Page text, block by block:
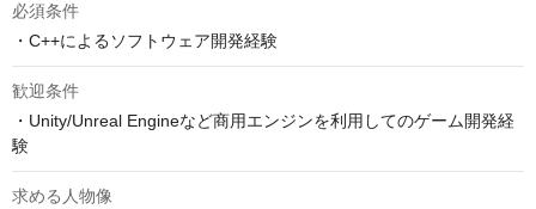
必須条件
・C++によるソフトウェア開発経験
歓迎条件
・Unity/Unreal Engineなど商用エンジンを利用してのゲーム開発経
験
求める人物像